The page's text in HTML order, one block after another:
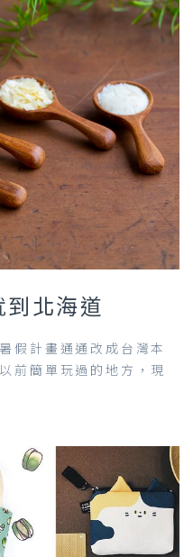
到北海道
假計畫通通改成台灣本
前簡單玩過的地方，現